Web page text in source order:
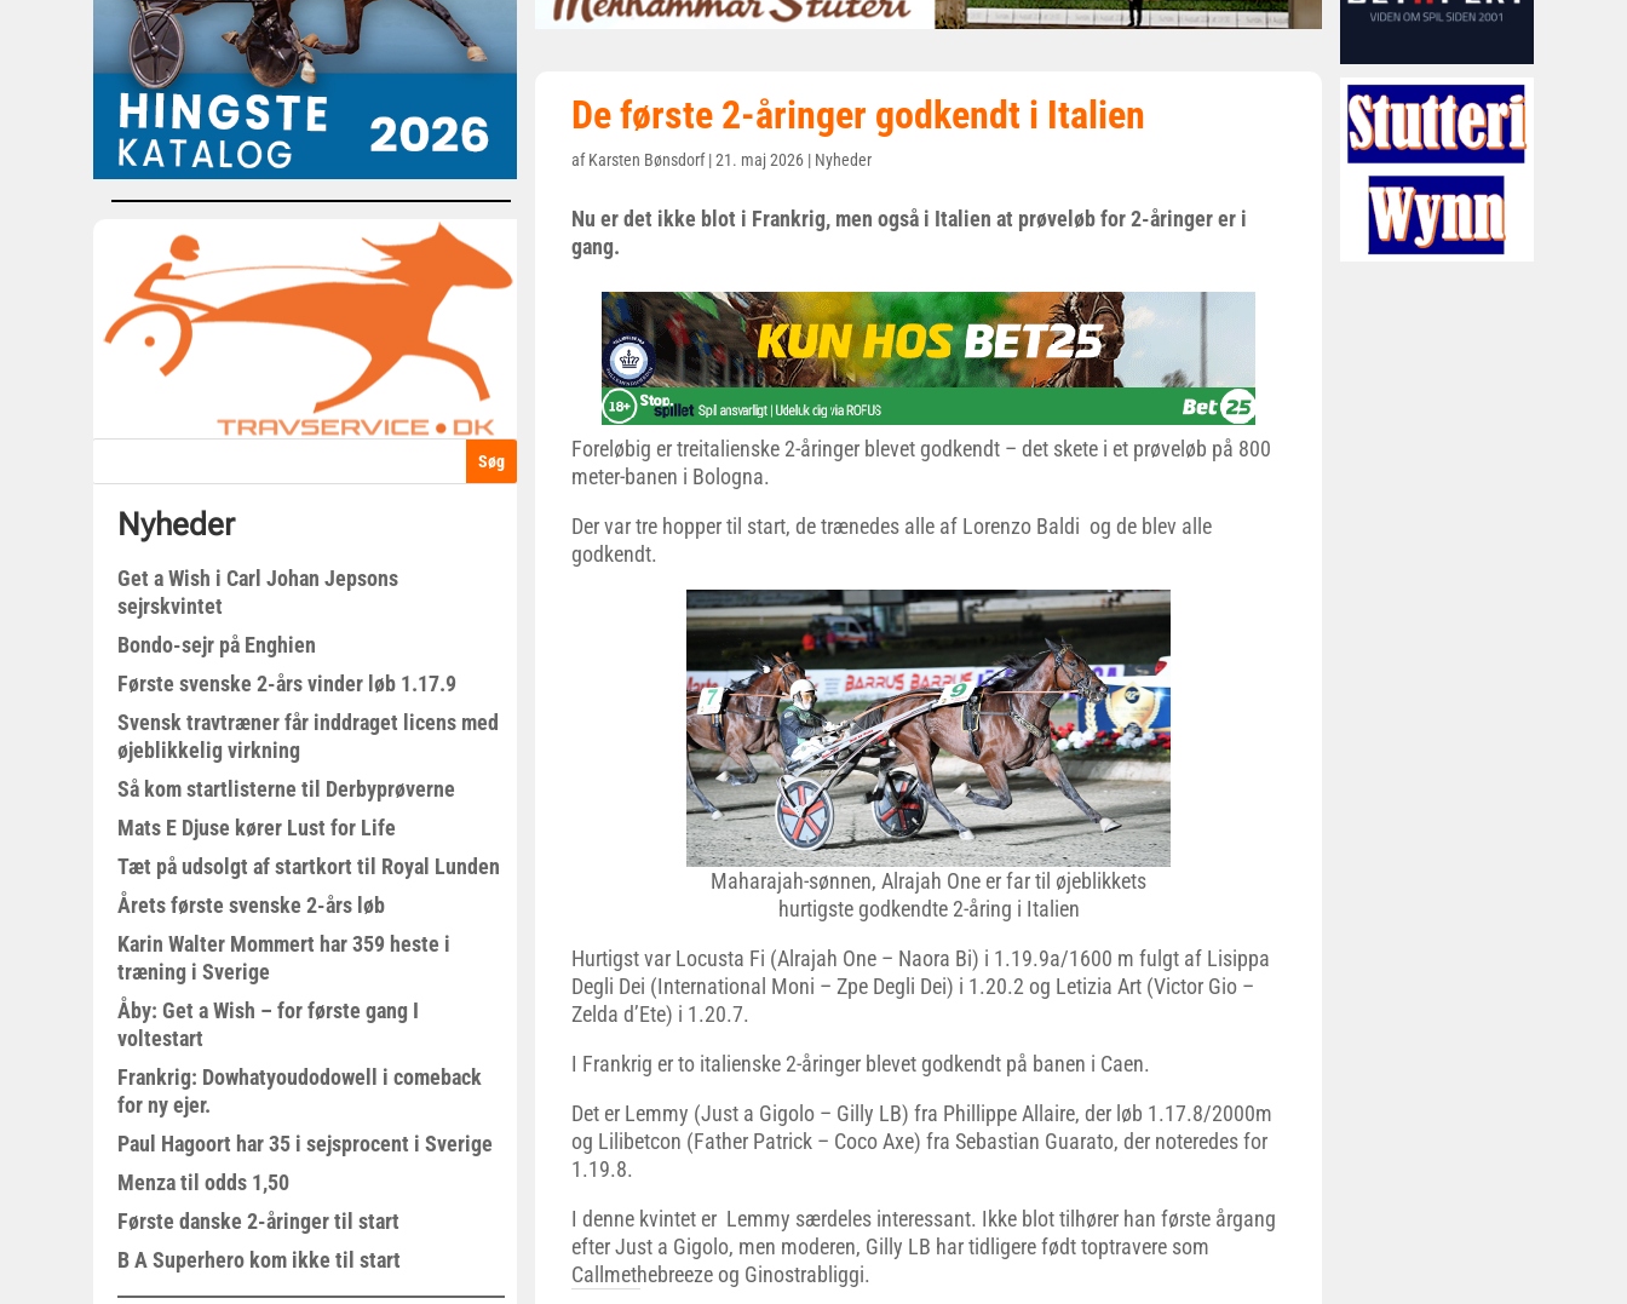
Nyheder
Get a Wish i Carl Johan Jepsons
sejrskvintet
Bondo-sejr på Enghien
Første svenske 2-års vinder løb 1.17.9
Svensk travtræner får inddraget licens med
øjeblikkelig virkning
Så kom startlisterne til Derbyprøverne
Mats E Djuse kører Lust for Life
Tæt på udsolgt af startkort til Royal Lunden
Årets første svenske 2-års løb
Karin Walter Mommert har 359 heste i
træning i Sverige
Åby: Get a Wish – for første gang I
voltestart
Frankrig: Dowhatyoudodowell i comeback
for ny ejer.
Paul Hagoort har 35 i sejsprocent i Sverige
Menza til odds 1,50
Første danske 2-åringer til start
B A Superhero kom ikke til start
De første 2-åringer godkendt i Italien
afKarsten Bønsdorf|21. maj 2026 | Nyheder
Nu er det ikke blot i Frankrig, men også i Italien at prøveløb for 2-åringer er i
gang.
Foreløbig er treitalienske 2-åringer blevet godkendt – det skete i et prøveløb på 800
meter-banen i Bologna.
Der var tre hopper til start, de trænedes alle af Lorenzo Baldi og de blev alle
godkendt.
Maharajah-sønnen, Alrajah One er far til øjeblikkets
hurtigste godkendte 2-åring i Italien
Hurtigst var Locusta Fi (Alrajah One – Naora Bi) i 1.19.9a/1600 m fulgt af Lisippa
Degli Dei (International Moni – Zpe Degli Dei) i 1.20.2 og Letizia Art (Victor Gio –
Zelda d’Ete) i 1.20.7.
I Frankrig er to italienske 2-åringer blevet godkendt på banen i Caen.
Det er Lemmy (Just a Gigolo – Gilly LB) fra Phillippe Allaire, der løb 1.17.8/2000m
og Lilibetcon (Father Patrick – Coco Axe) fra Sebastian Guarato, der noteredes for
1.19.8.
I denne kvintet er Lemmy særdeles interessant. Ikke blot tilhører han første årgang
efter Just a Gigolo, men moderen, Gilly LB har tidligere født toptravere som
Callmethebreeze og Ginostrabliggi.